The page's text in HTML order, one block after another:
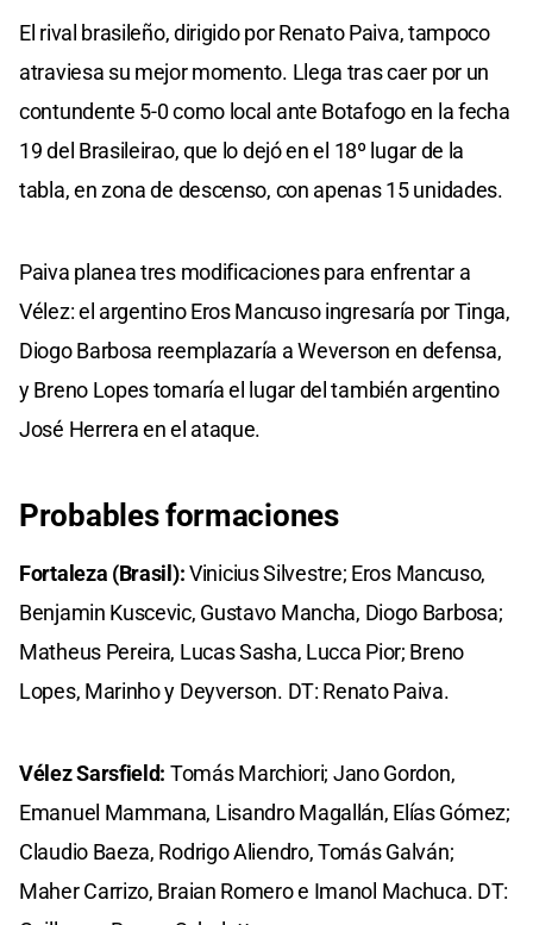
El rival brasileño, dirigido por Renato Paiva, tampoco
atraviesa su mejor momento. Llega tras caer por un
contundente 5-0 como local ante Botafogo en la fecha
19 del Brasileirao, que lo dejó en el 18º lugar de la
tabla, en zona de descenso, con apenas 15 unidades.
Paiva planea tres modificaciones para enfrentar a
Vélez: el argentino Eros Mancuso ingresaría por Tinga,
Diogo Barbosa reemplazaría a Weverson en defensa,
y Breno Lopes tomaría el lugar del también argentino
José Herrera en el ataque.
Probables formaciones
Fortaleza (Brasil):Vinicius Silvestre; Eros Mancuso,
Benjamin Kuscevic, Gustavo Mancha, Diogo Barbosa;
Matheus Pereira, Lucas Sasha, Lucca Pior; Breno
Lopes, Marinho y Deyverson. DT: Renato Paiva.
Vélez Sarsfield: Tomás Marchiori; Jano Gordon,
Emanuel Mammana, Lisandro Magallán, Elías Gómez;
Claudio Baeza, Rodrigo Aliendro, Tomás Galván;
Maher Carrizo, Braian Romero e Imanol Machuca. DT: